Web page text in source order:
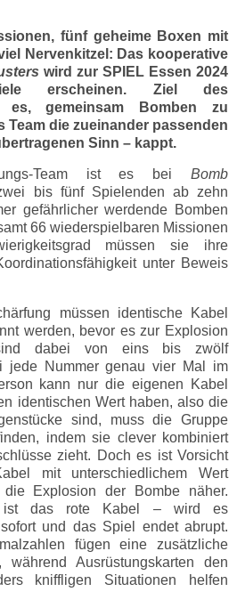
fünf geheime Boxen mit
Nervenkitzel: Das kooperative
wird zur SPIEL Essen 2024
erscheinen. Ziel des
es, gemeinsam Bomben zu
Team die zueinander passenden
Sinn – kappt.
Team ist es bei Bomb
bis fünf Spielenden ab zehn
gefährlicher werdende Bomben
66 wiederspielbaren Missionen
müssen sie ihre
unter Beweis
müssen identische Kabel
werden, bevor es zur Explosion
dabei von eins bis zwölf
jede Nummer genau vier Mal im
kann nur die eigenen Kabel
identischen Wert haben, also die
sind, muss die Gruppe
indem sie clever kombiniert
zieht. Doch es ist Vorsicht
mit unterschiedlichem Wert
Explosion der Bombe näher.
ist das rote Kabel – wird es
und das Spiel endet abrupt.
fügen eine zusätzliche
während Ausrüstungskarten den
kniffligen Situationen helfen